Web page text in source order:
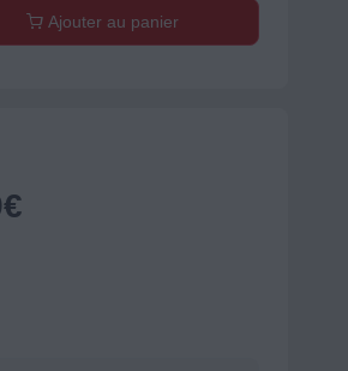
Ajouter au panier
€